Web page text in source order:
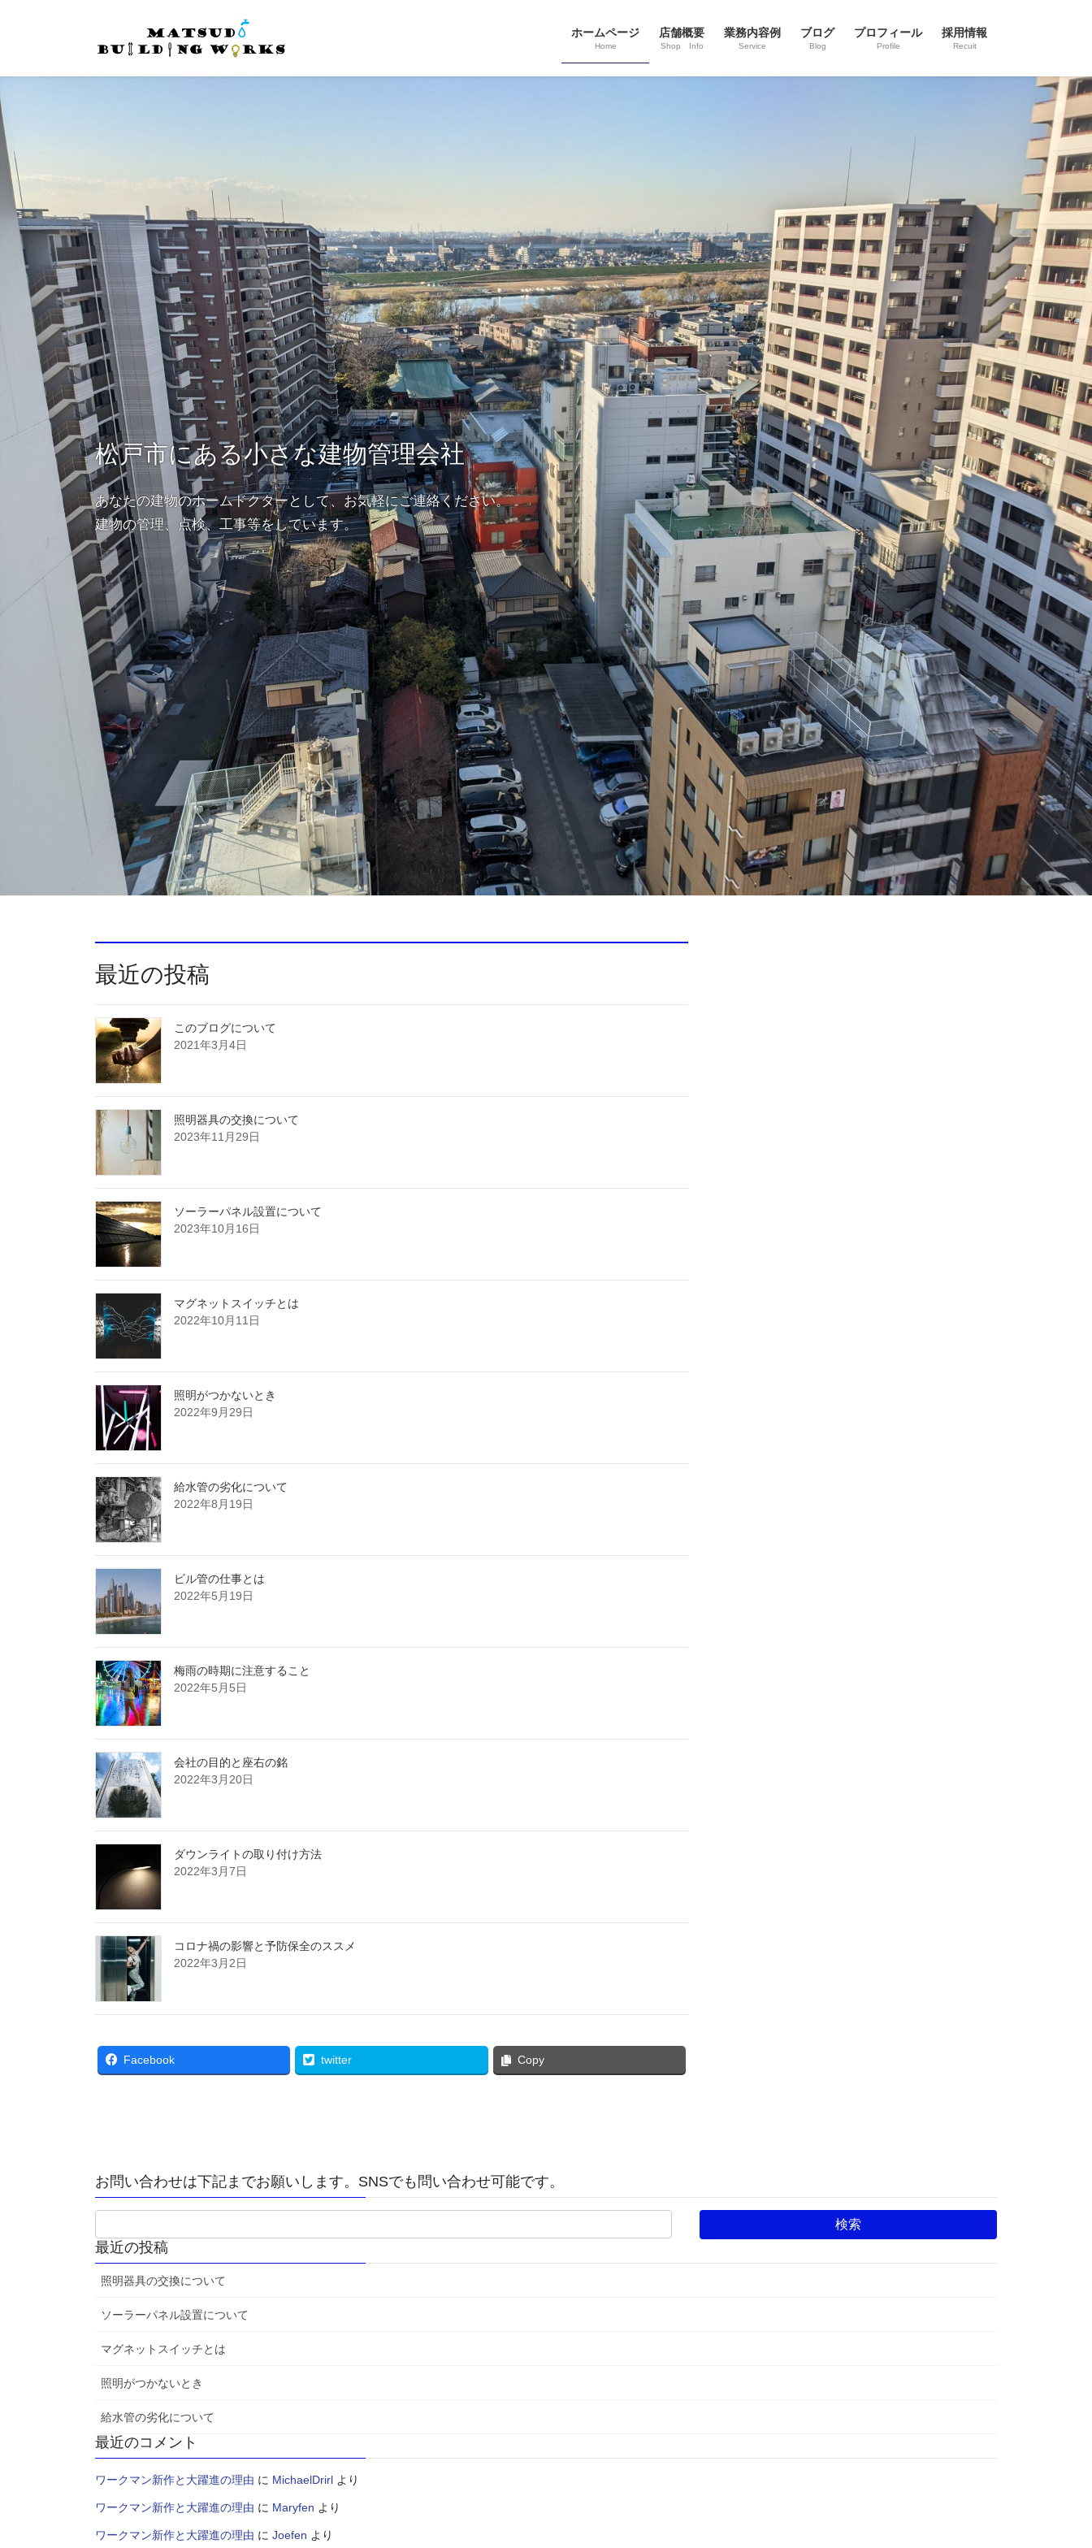
へ
ス
キ
ッ
プ
ョ
ン
に
移
動
ホームページ
Home
店舗概要
Shop Info
業務内容例
Service
ブログ
Blog
プロフィール
Profile
採用情報
Recuit
松戸市にある小さな建物管理会社
あなたの建物のホームドクターとして、お気軽にご連絡ください。
建物の管理、点検、工事等をしています。
最近の投稿
このブログについて
2021年3月4日
照明器具の交換について
2023年11月29日
ソーラーパネル設置について
2023年10月16日
マグネットスイッチとは
2022年10月11日
照明がつかないとき
2022年9月29日
給水管の劣化について
2022年8月19日
ビル管の仕事とは
2022年5月19日
梅雨の時期に注意すること
2022年5月5日
会社の目的と座右の銘
2022年3月20日
ダウンライトの取り付け方法
2022年3月7日
コロナ禍の影響と予防保全のススメ
2022年3月2日
Facebook twitter Copy
お問い合わせは下記までお願いします。SNSでも問い合わせ可能です。
最近の投稿
照明器具の交換について
ソーラーパネル設置について
マグネットスイッチとは
照明がつかないとき
給水管の劣化について
最近のコメント
ワークマン新作と大躍進の理由 に MichaelDrirl より
ワークマン新作と大躍進の理由 に Maryfen より
ワークマン新作と大躍進の理由 に Joefen より